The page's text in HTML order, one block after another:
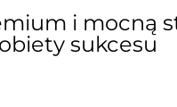
i mocną
sukcesu